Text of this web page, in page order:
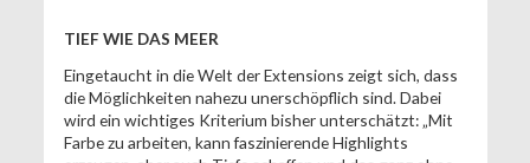
TIEF WIE DAS MEER
Eingetaucht in die Welt der Extensions zeigt sich, dass
die Möglichkeiten nahezu unerschöpflich sind. Dabei
wird ein wichtiges Kriterium bisher unterschätzt: „Mit
Farbe zu arbeiten, kann faszinierende Highlights